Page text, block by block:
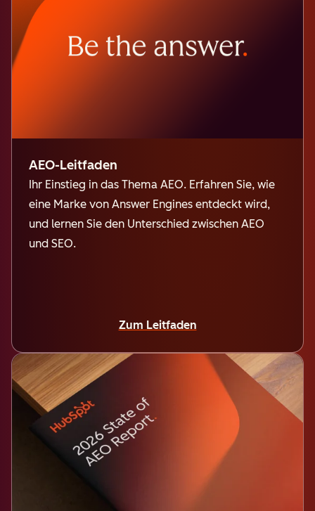
AEO-Leitfaden
Ihr Einstieg in das Thema AEO. Erfahren Sie, wie
eine Marke von Answer Engines entdeckt wird,
und lernen Sie den Unterschied zwischen AEO
und SEO.
Zum Leitfaden